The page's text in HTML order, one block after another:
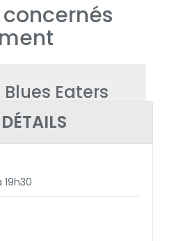
Blues Eaters